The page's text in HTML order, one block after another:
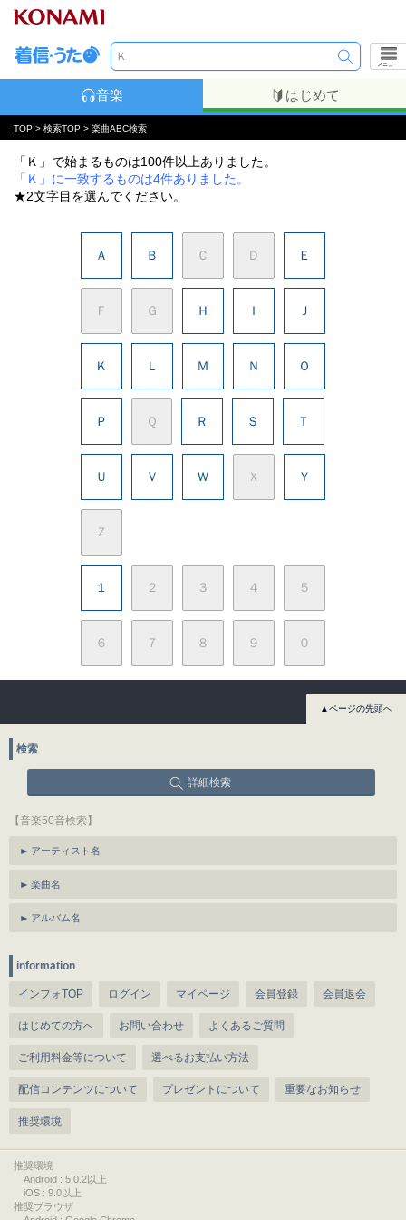
メニュー
音楽 はじめて
TOP > 検索TOP > 楽曲ABC検索
「Ｋ」で始まるものは100件以上ありました。
「Ｋ」に一致するものは4件ありました。
★2文字目を選んでください。
Ａ Ｂ Ｃ Ｄ Ｅ
Ｆ Ｇ Ｈ Ｉ Ｊ
Ｋ Ｌ Ｍ Ｎ Ｏ
Ｐ Ｑ Ｒ Ｓ Ｔ
Ｕ Ｖ Ｗ Ｘ Ｙ
Ｚ
１ ２ ３ ４ ５
６ ７ ８ ９ ０
▲ページの先頭へ
検索
詳細検索
【音楽50音検索】
アーティスト名
楽曲名
アルバム名
information
インフォTOP ログイン マイページ 会員登録 会員退会
はじめての方へ お問い合わせ よくあるご質問
ご利用料金等について 選べるお支払い方法
配信コンテンツについて プレゼントについて 重要なお知らせ
推奨環境
推奨環境
Android : 5.0.2以上
iOS : 9.0以上
推奨ブラウザ